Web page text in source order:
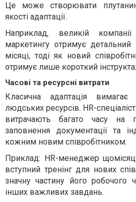
Це може створювати
якості адаптації.
Наприклад, великій
маркетингу отримує детальний
місяці, тоді як новий
отримує лише короткий
Часові та ресурсні витрати
Класична адаптація
людських ресурсів. HR-
витрачають багато часу на
заповнення документації та
кожним новим співробітником.
Приклад: HR-менеджер
вступний тренінг для нових
значну частину його робочого
інших важливих завдань.